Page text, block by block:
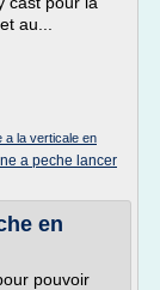
au...
a la verticale en
a peche lancer
en
pouvoir